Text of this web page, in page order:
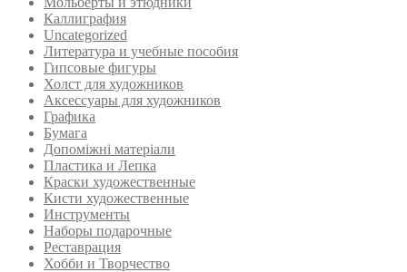
Каллиграфия
Uncategorized
Литература и учебные пособия
Гипсовые фигуры
Холст для художников
Аксессуары для художников
Графика
Бумага
Допоміжні матеріали
Пластика и Лепка
Краски художественные
Кисти художественные
Инструменты
Наборы подарочные
Реставрация
Хобби и Творчество